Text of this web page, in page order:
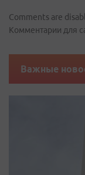
Comments are
Комментарии для
Важные